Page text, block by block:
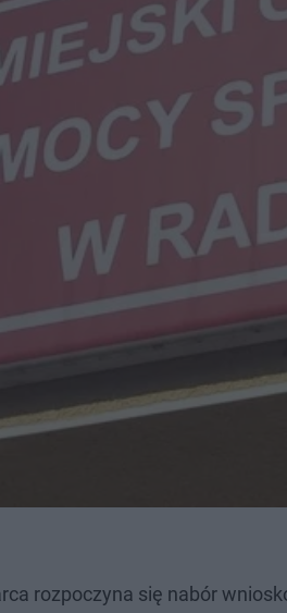
rozpoczyna się nabór